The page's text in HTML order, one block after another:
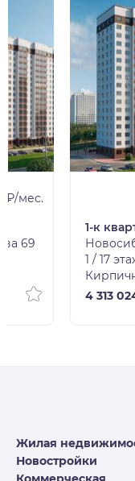
₽/мес.
69
1-к
1 / 17
4 313
Жилая
Новостройки